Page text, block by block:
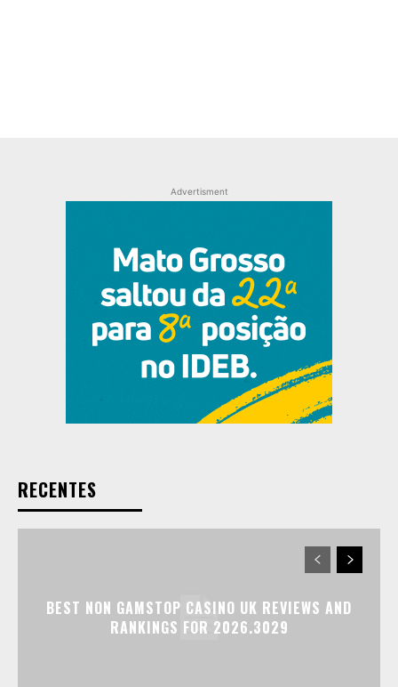
Advertisment
RECENTES
BEST NON GAMSTOP CASINO UK REVIEWS AND
RANKINGS FOR 2026.3029